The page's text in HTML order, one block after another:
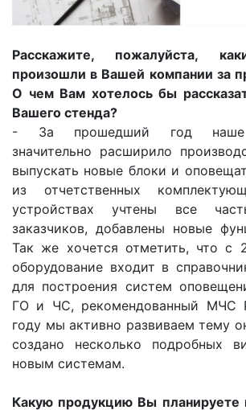
Расскажите, пожалуйста,
произошли в Вашей компании за
О чем Вам хотелось бы
Вашего стенда?
- За прошедший год наше
значительно расширило
выпускать новые блоки и
из отчетственных
устройствах учтены все
заказчиков, добавлены новые
Так же хочется отметить, что с
оборудование входит в
для построения систем
ГО и ЧС, рекомендованный МЧС
году мы активно развиваем тему
создано несколько подробных
новым системам.
Какую продукцию Вы планируете